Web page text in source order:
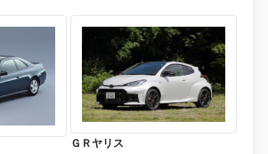
ＧＲヤリス